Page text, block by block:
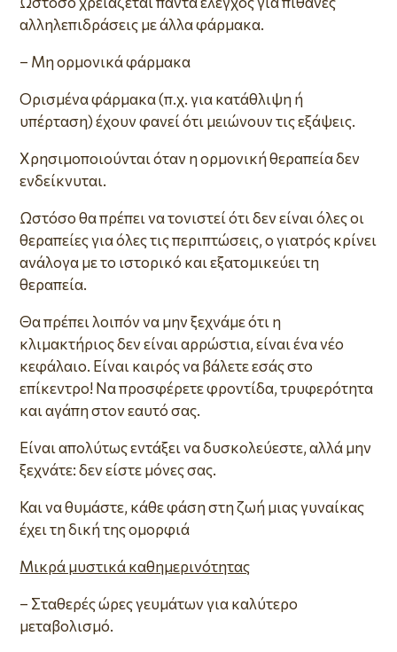
αλληλεπιδράσεις με άλλα φάρμακα.
– Μη ορμονικά φάρμακα
Ορισμένα φάρμακα (π.χ. για κατάθλιψη ή
υπέρταση) έχουν φανεί ότι μειώνουν τις εξάψεις.
Χρησιμοποιούνται όταν η ορμονική θεραπεία δεν
ενδείκνυται.
Ωστόσο θα πρέπει να τονιστεί ότι δεν είναι όλες οι
θεραπείες για όλες τις περιπτώσεις, ο γιατρός κρίνει
ανάλογα με το ιστορικό και εξατομικεύει τη
θεραπεία.
Θα πρέπει λοιπόν να μην ξεχνάμε ότι η
κλιμακτήριος δεν είναι αρρώστια, είναι ένα νέο
κεφάλαιο. Είναι καιρός να βάλετε εσάς στο
επίκεντρο! Να προσφέρετε φροντίδα, τρυφερότητα
και αγάπη στον εαυτό σας.
Είναι απολύτως εντάξει να δυσκολεύεστε, αλλά μην
ξεχνάτε: δεν είστε μόνες σας.
Και να θυμάστε, κάθε φάση στη ζωή μιας γυναίκας
έχει τη δική της ομορφιά
Μικρά μυστικά καθημερινότητας
– Σταθερές ώρες γευμάτων για καλύτερο
μεταβολισμό.